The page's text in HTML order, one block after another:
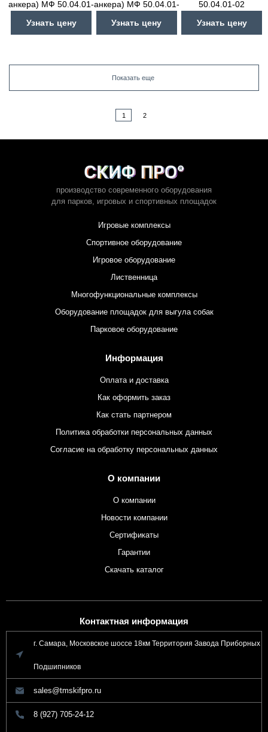
анкера) МФ 50.04.01-
Узнать цену
анкера) МФ 50.04.01-
Узнать цену
50.04.01-02
Узнать цену
Показать еще
1 2
производство современного оборудования
для парков, игровых и спортивных площадок
Игровые комплексы
Спортивное оборудование
Игровое оборудование
Лиственница
Многофункциональные комплексы
Оборудование площадок для выгула собак
Парковое оборудование
Информация
Оплата и доставка
Как оформить заказ
Как стать партнером
Политика обработки персональных данных
Согласие на обработку персональных данных
О компании
О компании
Новости компании
Сертификаты
Гарантии
Скачать каталог
Контактная информация
г. Самара, Московское шоссе 18км Территория Завода Приборных
Подшипников
sales@tmskifpro.ru
8 (927) 705-24-12